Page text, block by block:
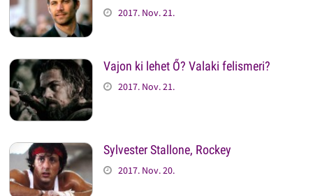
2017. Nov. 21.
Vajon ki lehet Ő? Valaki felismeri?
2017. Nov. 21.
Sylvester Stallone, Rockey
2017. Nov. 20.